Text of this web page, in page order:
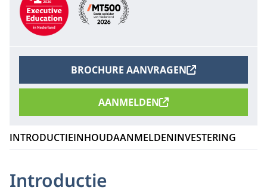
BROCHURE AANVRAGEN
AANMELDEN
INTRODUCTIEINHOUDAANMELDENINVESTERING
Introductie